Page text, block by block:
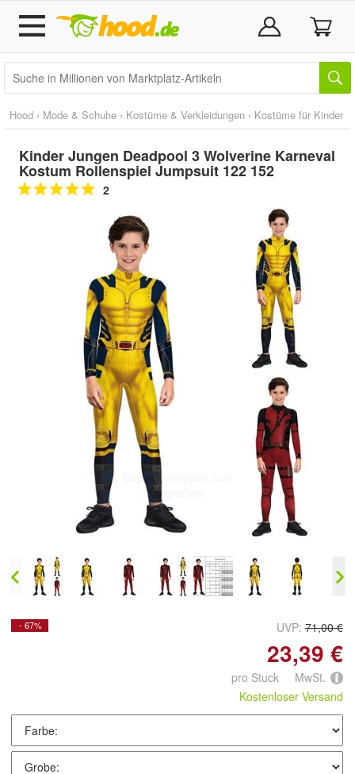
Hood › Mode & Schuhe › Kostüme & Verkleidungen › Kostüme für Kinder
Kinder Jungen Deadpool 3 Wolverine Karneval
Kostum Rollenspiel Jumpsuit 122 152
2
Doppelt antippen zum
vergrößern
- 67% UVP: 71,00 €
23,39 €
pro Stuck MwSt.
Kostenloser Versand